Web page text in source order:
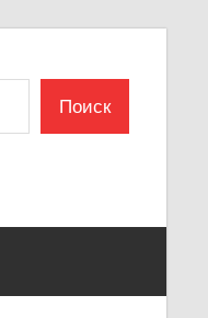
Поиск